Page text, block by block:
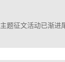
题征文活动已渐进